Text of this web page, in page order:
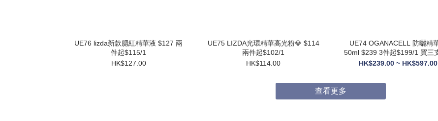
UE76 lizda新款腮紅精華液 $127 兩
件起$115/1
HK$127.00
UE75 LIZDA光環精華高光粉💎 $114
兩件起$102/1
HK$114.00
UE74 OGANACELL 防曬精華乳
50ml $239 3件起$199/1 買三支送6
支10ML旅行裝
HK$239.00 ~ HK$597.00
查看更多